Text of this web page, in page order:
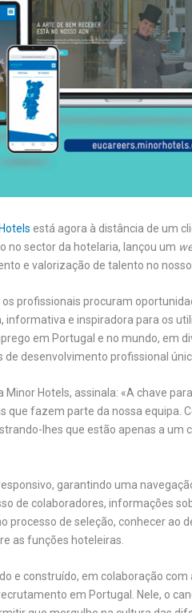
está agora à distância de um
no sector da hotelaria, lançou um
e valorização de talento no nosso
profissionais procuram
informativa e inspiradora para os
em Portugal e no mundo, em
desenvolvimento profissional
Hotels, assinala: «A chave
que fazem parte da nossa equipa.
lhes que estão apenas a um
garantindo uma
de colaboradores, informações
processo de seleção, conhecer ao
as funções hoteleiras.
e construído, em colaboração com
em Portugal. Nele, o